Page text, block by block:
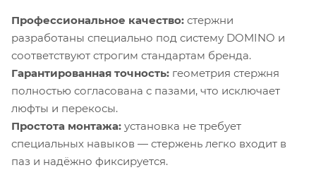
Профессиональное качество: стержни
разработаны специально под систему DOMINO и
соответствуют строгим стандартам бренда.
Гарантированная точность: геометрия стержня
полностью согласована с пазами, что исключает
люфты и перекосы.
Простота монтажа: установка не требует
специальных навыков — стержень легко входит в
паз и надёжно фиксируется.